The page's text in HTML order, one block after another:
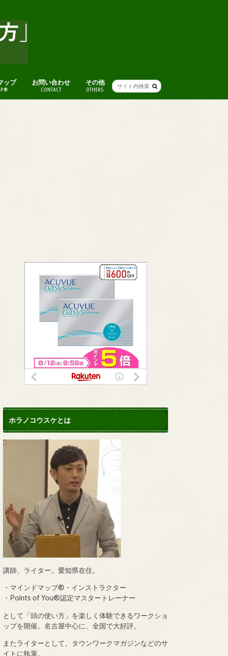
ップ お問い合わせ
CONTACT
その他
OTHERS
ホラノコウスケとは
講師、ライター。愛知県在住。
・マインドマップ®・インストラクター
・Points of You®認定マスタートレーナー
として「頭の使い方」を楽しく体験できるワークショ
ップを開催。名古屋中心に、全国で大好評。
またライターとして、タウンワークマガジンなどのサ
イトに執筆。